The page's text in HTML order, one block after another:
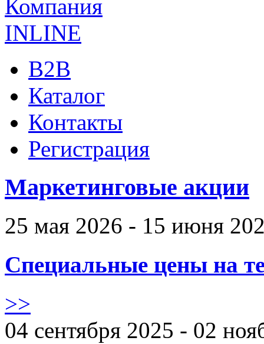
B2B
Каталог
Контакты
Регистрация
Маркетинговые акции
25 мая 2026 - 15 июня
Специальные цены на
>>
04 сентября 2025 - 02